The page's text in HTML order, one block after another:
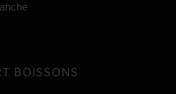
BOISSONS